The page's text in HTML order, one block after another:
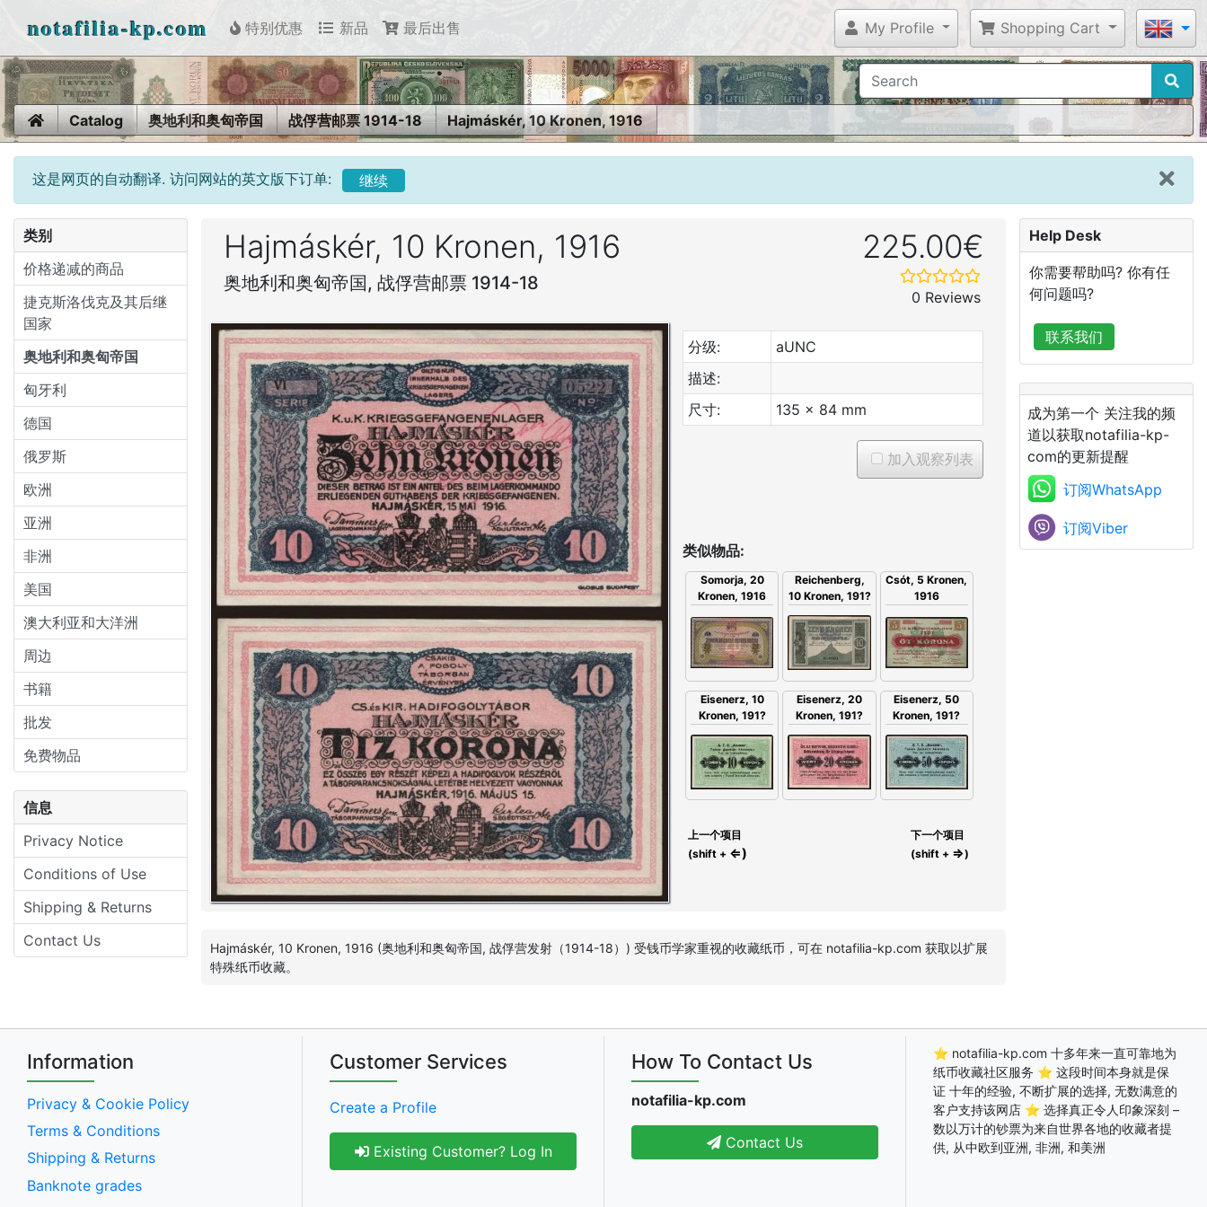
notafilia-kp.com 特别优惠 新品 最后出售 My Profile Shopping Cart
HomeCatalog 奥地利和奥匈帝国 战俘营邮票 1914-18 Hajmáskér, 10 Kronen, 1916
这是网页的自动翻译. 访问网站的英文版下订单: 继续
类别
价格递减的商品
捷克斯洛伐克及其后继
国家
奥地利和奥匈帝国
匈牙利
德国
俄罗斯
欧洲
亚洲
非洲
美国
澳大利亚和大洋洲
周边
书籍
批发
免费物品
信息
Privacy Notice
Conditions of Use
Shipping & Returns
Contact Us
Hajmáskér, 10 Kronen, 1916
奥地利和奥匈帝国, 战俘营邮票 1914-18
225.00€
0 Reviews
分级:
aUNC
描述:
尺寸:
135 x 84 mm
加入观察列表
类似物品:
Somorja, 20
Kronen, 1916
Reichenberg,
10 Kronen, 191?
Csót, 5 Kronen,
1916
Eisenerz, 10
Kronen, 191?
Eisenerz, 20
Kronen, 191?
Eisenerz, 50
Kronen, 191?
上一个项目
(shift + ⇐)
下一个项目
(shift + ⇒)
Hajmáskér, 10 Kronen, 1916 (奥地利和奥匈帝国, 战俘营发射（1914-18）) 受钱币学家重视的收藏纸币，可在 notafilia-kp.com 获取以扩展
特殊纸币收藏。
Help Desk
你需要帮助吗? 你有任
何问题吗?
联系我们
成为第一个 关注我的频
道以获取notafilia-kp-
com的更新提醒
订阅WhatsApp
订阅Viber
Information
Privacy & Cookie Policy
Terms & Conditions
Shipping & Returns
Banknote grades
Customer Services
Create a Profile
Existing Customer? Log In
How To Contact Us
notafilia-kp.com
Contact Us
⭐ notafilia-kp.com 十多年来一直可靠地为
纸币收藏社区服务 ⭐ 这段时间本身就是保
证 十年的经验, 不断扩展的选择, 无数满意的
客户支持该网店 ⭐ 选择真正令人印象深刻 –
数以万计的钞票为来自世界各地的收藏者提
供, 从中欧到亚洲, 非洲, 和美洲